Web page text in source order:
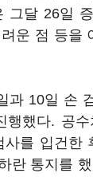
그달 26일
운 점 등을
과 10일 손
행했다. 공
를 입건한
란 통지를